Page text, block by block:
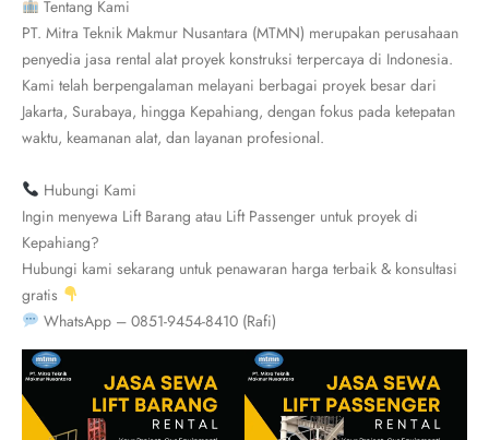
Tentang Kami
PT. Mitra Teknik Makmur Nusantara (MTMN) merupakan perusahaan
penyedia jasa rental alat proyek konstruksi terpercaya di Indonesia.
Kami telah berpengalaman melayani berbagai proyek besar dari
Jakarta, Surabaya, hingga Kepahiang, dengan fokus pada ketepatan
waktu, keamanan alat, dan layanan profesional.
Hubungi Kami
Ingin menyewa Lift Barang atau Lift Passenger untuk proyek di
Kepahiang?
Hubungi kami sekarang untuk penawaran harga terbaik & konsultasi
gratis
WhatsApp – 0851-9454-8410 (Rafi)